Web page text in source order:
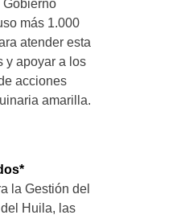
más 1.000
atender esta
y apoyar a los
acciones
amarilla.
la Gestión del
Huila, las